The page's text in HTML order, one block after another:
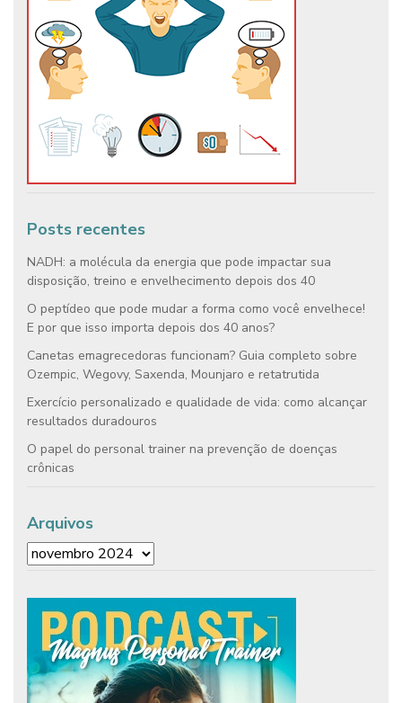
Posts recentes
NADH: a molécula da energia que pode impactar sua
disposição, treino e envelhecimento depois dos 40
O peptídeo que pode mudar a forma como você envelhece!
E por que isso importa depois dos 40 anos?
Canetas emagrecedoras funcionam? Guia completo sobre
Ozempic, Wegovy, Saxenda, Mounjaro e retatrutida
Exercício personalizado e qualidade de vida: como alcançar
resultados duradouros
O papel do personal trainer na prevenção de doenças
crônicas
Arquivos
Arquivos